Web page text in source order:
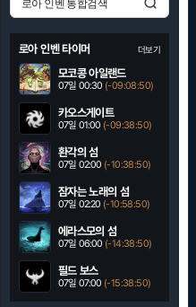
로아 인벤 타이머 더보기
모코콩 아일랜드
07일 00:30 (-09:08:49)
카오스게이트
07일 01:00 (-09:38:49)
환각의 섬
07일 02:00 (-10:38:49)
잠자는 노래의 섬
07일 02:20 (-10:58:49)
에라스모의 섬
07일 06:00 (-14:38:49)
필드 보스
07일 07:00 (-15:38:49)